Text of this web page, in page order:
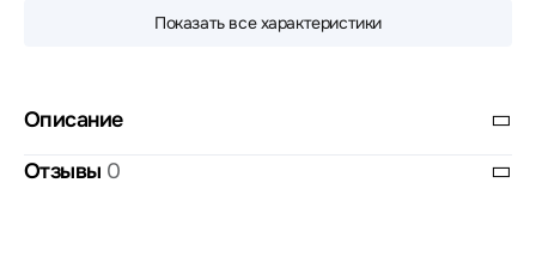
Показать все характеристики
Описание
Отзывы 0